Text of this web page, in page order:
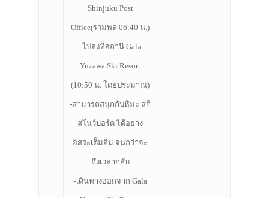
Shinjuku Post
Office(รวมพล 06:40 น.)
-ไปลงที่สถานี Gala
Yuzawa Ski Resort
(10:50 น. โดยประมาณ)
-สามารถสนุกกับหิมะ สกี
สโนว์บอร์ด ได้อย่าง
อิสระเต็มอิ่ม จนกว่าจะ
ถึงเวลากลับ
-เดินทางออกจาก Gala